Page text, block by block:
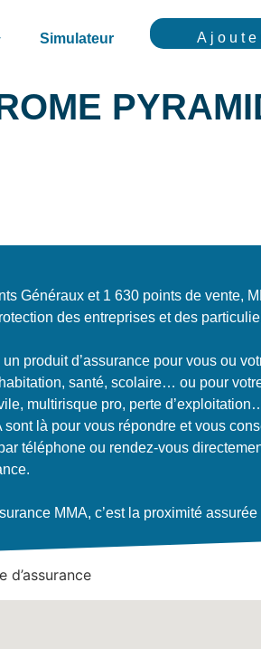
Simulateur
Généraux et 1 630 points de vente,
des entreprises et des
produit d’assurance pour vous ou
santé, scolaire… ou pour
multirisque pro, perte
sont là pour vous répondre et vous
téléphone ou rendez-vous
MMA, c’est la proximité assurée
d’assurance